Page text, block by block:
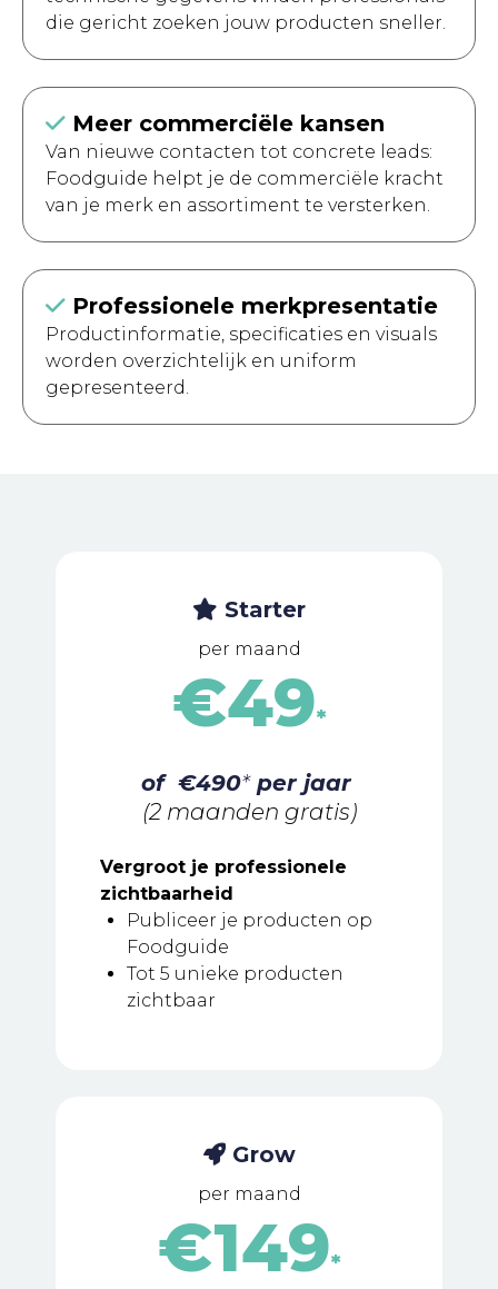
die gericht zoeken jouw producten sneller.
Meer commerciële kansen
Van nieuwe contacten tot concrete leads:
Foodguide helpt je de commerciële kracht
van je merk en assortiment te versterken.
Professionele merkpresentatie
Productinformatie, specificaties en visuals
worden overzichtelijk en uniform
gepresenteerd.
Starter
per maand
€49*
of €490*per jaar
(2 maanden gratis)
Vergroot je professionele
zichtbaarheid
Publiceer je producten op
Foodguide
Tot 5 unieke producten
zichtbaar
Grow
per maand
€149*